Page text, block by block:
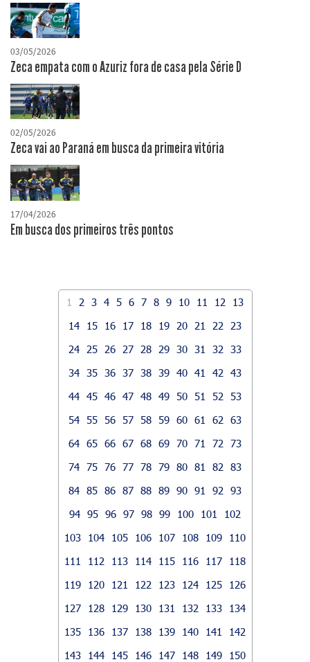
03/05/2026
Zeca empata com o Azuriz fora de casa pela Série D
02/05/2026
Zeca vai ao Paraná em busca da primeira vitória
17/04/2026
​Em busca dos primeiros três pontos
1 2 3 4 5 6 7 8 9 10 11 12
13
14
15 16 17 18 19 20 21 22
23
24
25 26 27 28 29 30 31 32
33
34
35 36 37 38 39 40 41 42
43
44 45 46 47 48 49 50 51 52
53
54
55 56 57 58 59 60 61 62
63
64 65 66 67 68 69 70 71 72
73
74 75 76 77 78 79 80 81 82
83
84 85 86 87 88 89 90 91 92
93
94 95 96 97 98 99 100 101
102
103
104 105 106 107 108 109
110
111
112 113 114 115 116 117
118
119
120 121 122 123 124 125
126
127
128 129 130 131 132 133
134
135
136 137 138 139 140 141
142
143
144 145 146 147 148 149
150